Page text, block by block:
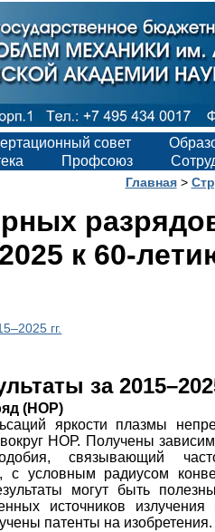
совет
Профсоюз
Главная>
к 60-
гг.
за
(НОР)
яркости плазмы
НОР. Получены
связывающий
с условным радиусом
могут быть
источников
патенты на изобретения.